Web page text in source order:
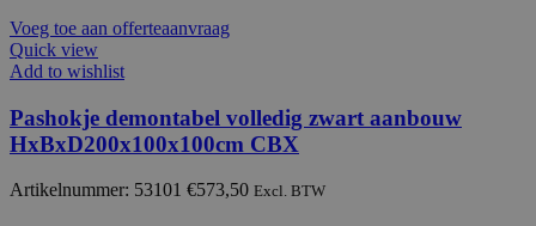
Voeg toe aan offerteaanvraag
Quick view
Add to wishlist
Pashokje demontabel volledig zwart aanbouw
HxBxD200x100x100cm CBX
Artikelnummer: 53101 €573,50 Excl. BTW